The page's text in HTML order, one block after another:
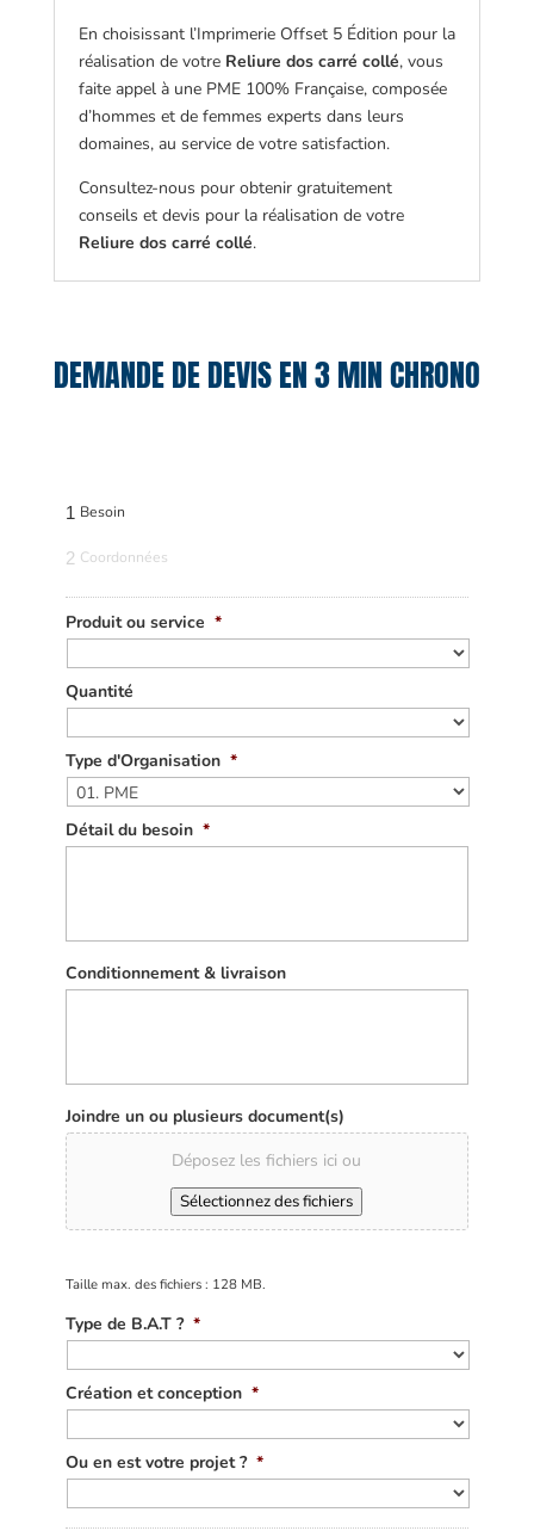
En choisissant l’Imprimerie Offset 5 Édition pour la
réalisation de votre Reliure dos carré collé, vous
faite appel à une PME 100% Française, composée
d’hommes et de femmes experts dans leurs
domaines, au service de votre satisfaction.
Consultez-nous pour obtenir gratuitement
conseils et devis pour la réalisation de votre
Reliure dos carré collé.
DEMANDE DE DEVIS EN 3 MIN CHRONO
1 Besoin
2 Coordonnées
Produit ou service *
Quantité
Type d'Organisation *
Détail du besoin *
Conditionnement & livraison
Joindre un ou plusieurs document(s)
Déposez les fichiers ici ou
Sélectionnez des fichiers
Taille max. des fichiers : 128 MB.
Type de B.A.T ? *
Création et conception *
Ou en est votre projet ? *